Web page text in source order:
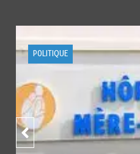
TOGO : Bon vent dans
août 6, 2026 4 minutes
1
RODRI AU BARÇA PLUTOT